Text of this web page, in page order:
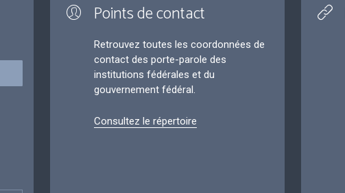
Points de contact
Retrouvez toutes les coordonnées de
contact des porte-parole des
institutions fédérales et du
gouvernement fédéral.
Consultez le répertoire